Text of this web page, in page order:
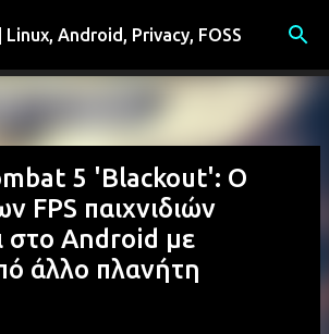
στο κύριο περιεχόμενο
Linux, Android, Privacy, FOSS
5 'Blackout': Ο
FPS παιχνιδιών
στο Android με
άλλο πλανήτη